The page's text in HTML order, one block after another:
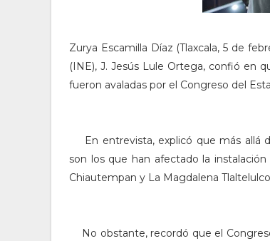
Zurya Escamilla Díaz (Tlaxcala, 5 de
(INE), J. Jesús Lule Ortega, confió en
fueron avaladas por el Congreso del
En entrevista, explicó que más
son los que han afectado la
Chiautempan y La Magdalena
No obstante, recordó que el